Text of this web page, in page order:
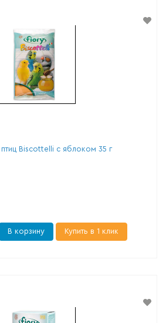
птиц Biscottelli с яблоком 35 г
В корзину Купить в 1 клик